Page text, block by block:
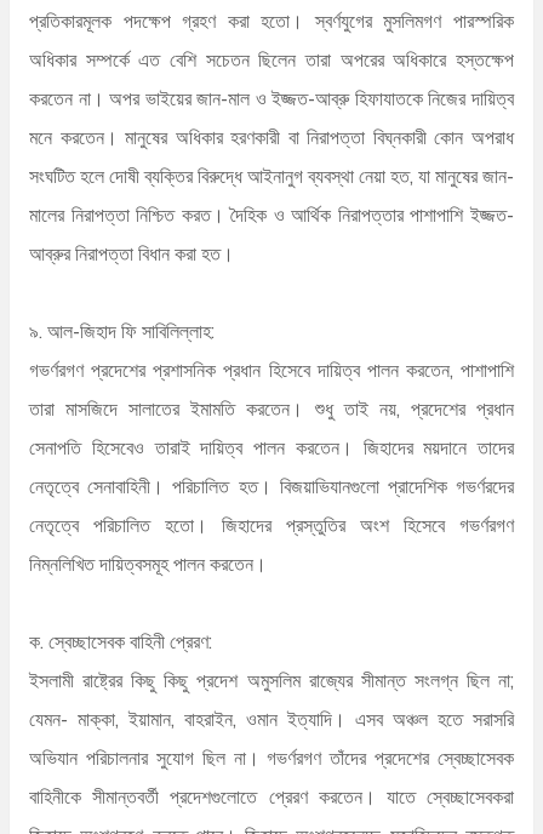
প্রতিকারমূলক পদক্ষেপ গ্রহণ করা হতো। স্বর্ণযুগের মুসলিমগণ পারস্পরিক
অধিকার সম্পর্কে এত বেশি সচেতন ছিলেন তারা অপরের অধিকারে হস্তক্ষেপ
করতেন না। অপর ভাইয়ের জান-মাল ও ইজ্জত-আব্রু হিফাযাতকে নিজের দায়িত্ব
মনে করতেন। মানুষের অধিকার হরণকারী বা নিরাপত্তা বিঘ্নকারী কোন অপরাধ
সংঘটিত হলে দোষী ব্যক্তির বিরুদ্ধে আইনানুগ ব্যবস্থা নেয়া হত, যা মানুষের জান-
মালের নিরাপত্তা নিশ্চিত করত। দৈহিক ও আর্থিক নিরাপত্তার পাশাপাশি ইজ্জত-
আব্রুর নিরাপত্তা বিধান করা হত।
৯. আল-জিহাদ ফি সাবিলিল্লাহ:
গভর্ণরগণ প্রদেশের প্রশাসনিক প্রধান হিসেবে দায়িত্ব পালন করতেন, পাশাপাশি
তারা মাসজিদে সালাতের ইমামতি করতেন। শুধু তাই নয়, প্রদেশের প্রধান
সেনাপতি হিসেবেও তারাই দায়িত্ব পালন করতেন। জিহাদের ময়দানে তাদের
নেতৃত্বে সেনাবাহিনী। পরিচালিত হত। বিজয়াভিযানগুলো প্রাদেশিক গভর্ণরদের
নেতৃত্বে পরিচালিত হতো। জিহাদের প্রস্তুতির অংশ হিসেবে গভর্ণরগণ
নিম্নলিখিত দায়িত্বসমূহ পালন করতেন।
ক. স্বেচ্ছাসেবক বাহিনী প্রেরণ:
ইসলামী রাষ্ট্রের কিছু কিছু প্রদেশ অমুসলিম রাজ্যের সীমান্ত সংলগ্ন ছিল না;
যেমন- মাক্কা, ইয়ামান, বাহরাইন, ওমান ইত্যাদি। এসব অঞ্চল হতে সরাসরি
অভিযান পরিচালনার সুযোগ ছিল না। গভর্ণরগণ তাঁদের প্রদেশের স্বেচ্ছাসেবক
বাহিনীকে সীমান্তবর্তী প্রদেশগুলোতে প্রেরণ করতেন। যাতে স্বেচ্ছাসেবকরা